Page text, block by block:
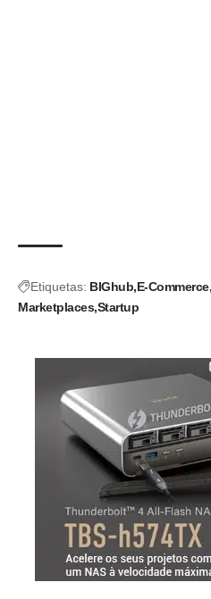
Etiquetas: BIGhub E-Commerce
Marketplaces Startup